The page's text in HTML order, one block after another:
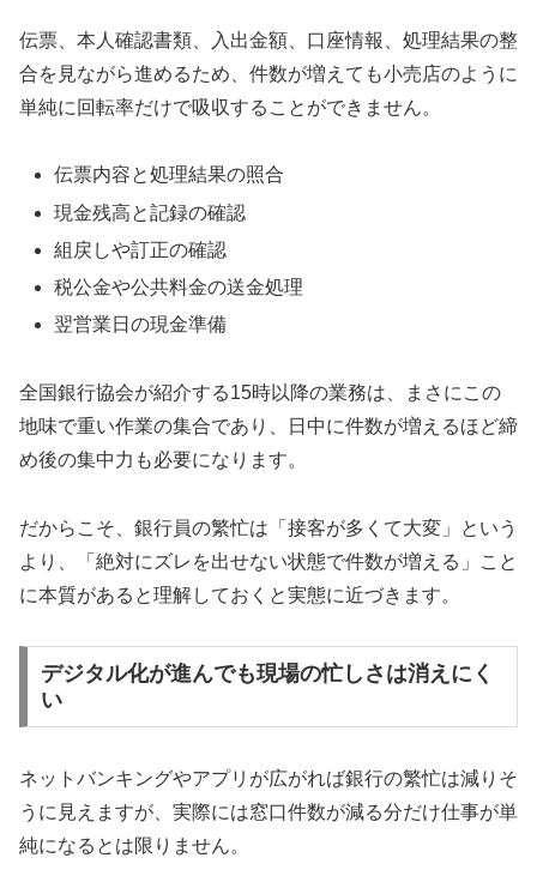
伝票、本人確認書類、入出金額、口座情報、処理結果の整
合を見ながら進めるため、件数が増えても小売店のように
単純に回転率だけで吸収することができません。
伝票内容と処理結果の照合
現金残高と記録の確認
組戻しや訂正の確認
税公金や公共料金の送金処理
翌営業日の現金準備
全国銀行協会が紹介する15時以降の業務は、まさにこの
地味で重い作業の集合であり、日中に件数が増えるほど締
め後の集中力も必要になります。
だからこそ、銀行員の繁忙は「接客が多くて大変」という
より、「絶対にズレを出せない状態で件数が増える」こと
に本質があると理解しておくと実態に近づきます。
デジタル化が進んでも現場の忙しさは消えにく
い
ネットバンキングやアプリが広がれば銀行の繁忙は減りそ
うに見えますが、実際には窓口件数が減る分だけ仕事が単
純になるとは限りません。